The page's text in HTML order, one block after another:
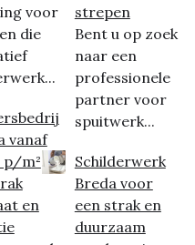
voor
die
vanaf
p/m²
en
strepen
Bent u op zoek
naar een
professionele
partner voor
spuitwerk...
Schilderwerk
Breda voor
een strak en
duurzaam